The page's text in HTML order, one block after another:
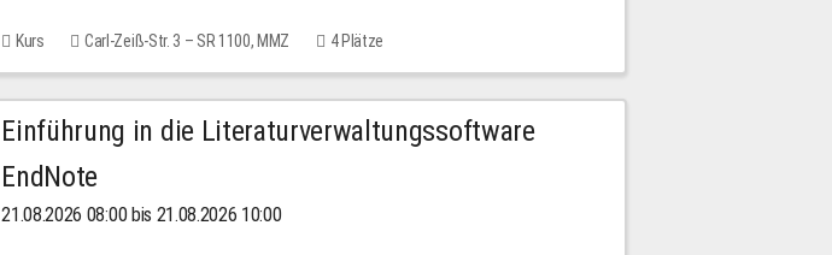
Kurs Carl-Zeiß-Str. 3 – SR 1100, MMZ 4 Plätze
Einführung in die Literaturverwaltungssoftware
EndNote
21.08.2026 08:00 bis 21.08.2026 10:00